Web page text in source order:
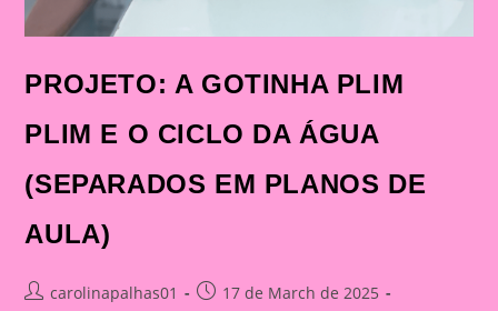
PROJETO: A GOTINHA PLIM
PLIM E O CICLO DA ÁGUA
(SEPARADOS EM PLANOS DE
AULA)
Postcarolinapalhas01
Post17 de March de 2025